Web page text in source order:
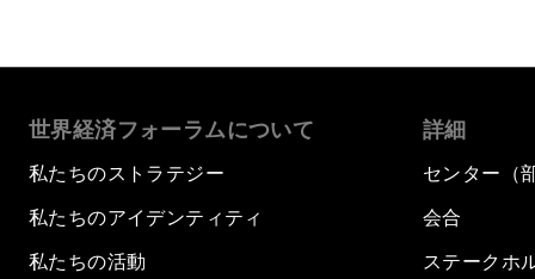
世界経済フォーラムについて
私たちのストラテジー
私たちのアイデンティティ
私たちの活動
詳細
センター（
会合
ステークホ